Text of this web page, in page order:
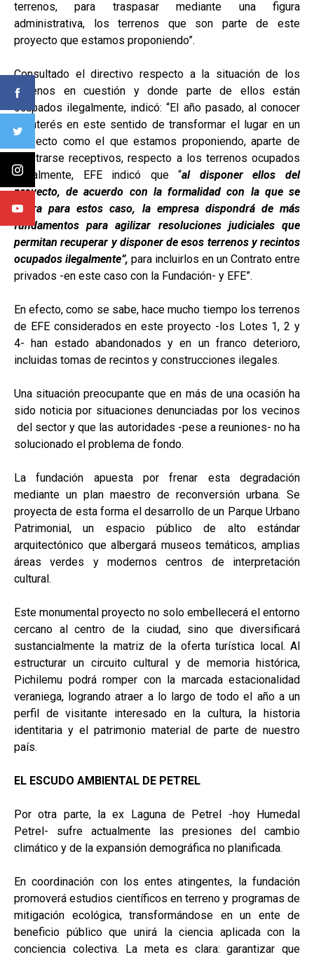
terrenos, para traspasar mediante una figura
administrativa, los terrenos que son parte de este
proyecto que estamos proponiendo”.
Consultado el directivo respecto a la situación de los
terrenos en cuestión y donde parte de ellos están
ocupados ilegalmente, indicó: “El año pasado, al conocer
el interés en este sentido de transformar el lugar en un
proyecto como el que estamos proponiendo, aparte de
mostrarse receptivos, respecto a los terrenos ocupados
ilegalmente, EFE indicó que “al disponer ellos del
proyecto, de acuerdo con la formalidad con la que se
opera para estos caso, la empresa dispondrá de más
fundamentos para agilizar resoluciones judiciales que
permitan recuperar y disponer de esos terrenos y recintos
ocupados ilegalmente”, para incluirlos en un Contrato entre
privados -en este caso con la Fundación- y EFE”.
En efecto, como se sabe, hace mucho tiempo los terrenos
de EFE considerados en este proyecto -los Lotes 1, 2 y
4- han estado abandonados y en un franco deterioro,
incluidas tomas de recintos y construcciones ilegales.
Una situación preocupante que en más de una ocasión ha
sido noticia por situaciones denunciadas por los vecinos
del sector y que las autoridades -pese a reuniones- no ha
solucionado el problema de fondo.
La fundación apuesta por frenar esta degradación
mediante un plan maestro de reconversión urbana. Se
proyecta de esta forma el desarrollo de un Parque Urbano
Patrimonial, un espacio público de alto estándar
arquitectónico que albergará museos temáticos, amplias
áreas verdes y modernos centros de interpretación
cultural.
Este monumental proyecto no solo embellecerá el entorno
cercano al centro de la ciudad, sino que diversificará
sustancialmente la matriz de la oferta turística local. Al
estructurar un circuito cultural y de memoria histórica,
Pichilemu podrá romper con la marcada estacionalidad
veraniega, logrando atraer a lo largo de todo el año a un
perfil de visitante interesado en la cultura, la historia
identitaria y el patrimonio material de parte de nuestro
país.
EL ESCUDO AMBIENTAL DE PETREL
Por otra parte, la ex Laguna de Petrel -hoy Humedal
Petrel- sufre actualmente las presiones del cambio
climático y de la expansión demográfica no planificada.
En coordinación con los entes atingentes, la fundación
promoverá estudios científicos en terreno y programas de
mitigación ecológica, transformándose en un ente de
beneficio público que unirá la ciencia aplicada con la
conciencia colectiva. La meta es clara: garantizar que